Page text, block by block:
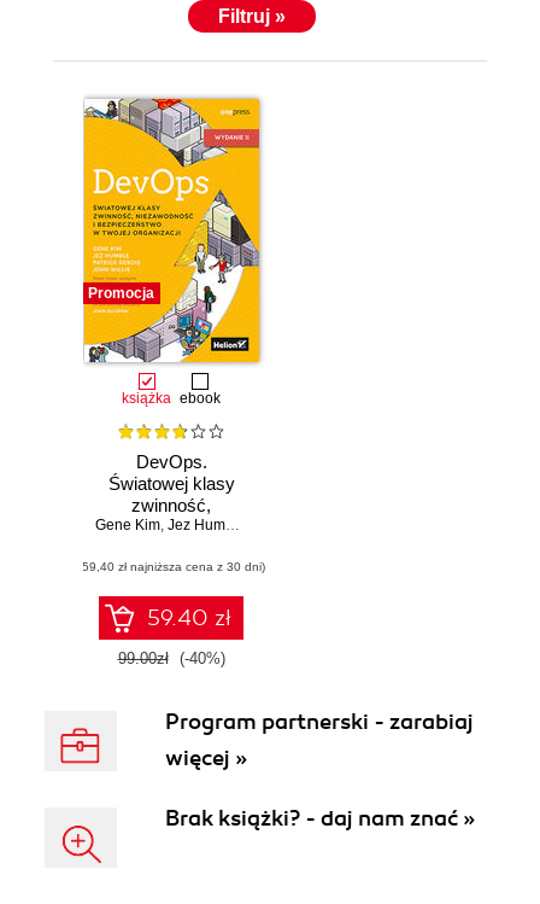
Filtruj »
Promocja
książka ebook
DevOps.
Światowej klasy
zwinność,
niezawodność i
Twojej organizacji.
Wydanie II
Gene Kim, Jez Humble
(59,40 zł najniższa cena z 30 dni)
59.40 zł
99.00zł (-40%)
Program partnerski - zarabiaj
więcej »
Brak książki? - daj nam znać »